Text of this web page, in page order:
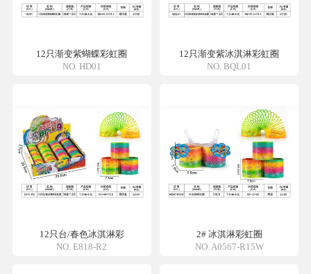
12只渐变紫蝴蝶彩虹圈
NO. HD01
12只渐变紫冰淇淋彩虹圈
NO. BQL01
12只台/春色冰淇淋彩
NO. E818-R2
2# 冰淇淋彩虹圈
NO. A0567-R15W